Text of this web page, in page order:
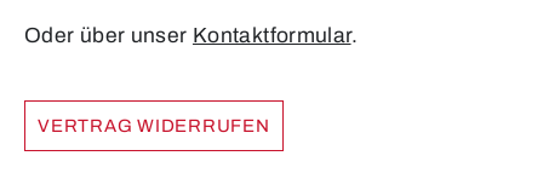
Oder über unser Kontaktformular.
VERTRAG WIDERRUFEN